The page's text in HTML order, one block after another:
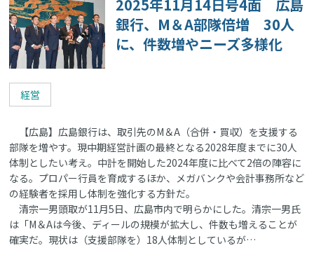
2025年11月14日号4面 広島
銀行、M＆A部隊倍増 30人
に、件数増やニーズ多様化
経営
【広島】広島銀行は、取引先のM＆A（合併・買収）を支援する
部隊を増やす。現中期経営計画の最終となる2028年度までに30人
体制としたい考え。中計を開始した2024年度に比べて2倍の陣容に
なる。プロパー行員を育成するほか、メガバンクや会計事務所など
の経験者を採用し体制を強化する方針だ。
清宗一男頭取が11月5日、広島市内で明らかにした。清宗一男氏
は「M＆Aは今後、ディールの規模が拡大し、件数も増えることが
確実だ。現状は（支援部隊を）18人体制としているが…